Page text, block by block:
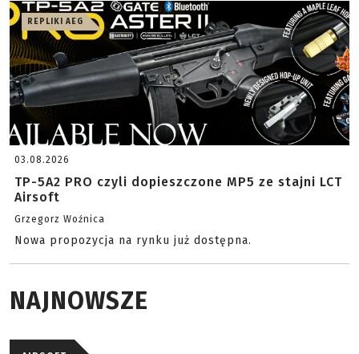
REPLIKI AEG
03.08.2026
TP-5A2 PRO czyli dopieszczone MP5 ze stajni LCT
Airsoft
Grzegorz Woźnica
Nowa propozycja na rynku już dostępna.
NAJNOWSZE